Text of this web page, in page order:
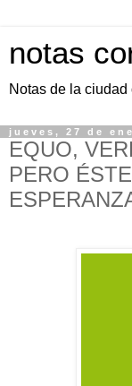
notas
Notas de la
jueves, 27 de
EQUO,
PERO